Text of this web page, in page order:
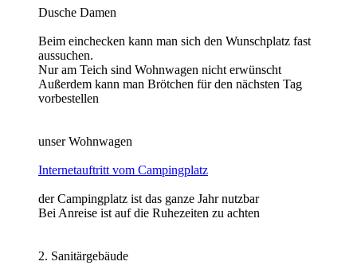
Dusche Damen
Beim einchecken kann man sich den Wunschplatz fast
aussuchen.
Nur am Teich sind Wohnwagen nicht erwünscht
Außerdem kann man Brötchen für den nächsten Tag
vorbestellen
unser Wohnwagen
Internetauftritt vom Campingplatz
der Campingplatz ist das ganze Jahr nutzbar
Bei Anreise ist auf die Ruhezeiten zu achten
2. Sanitärgebäude